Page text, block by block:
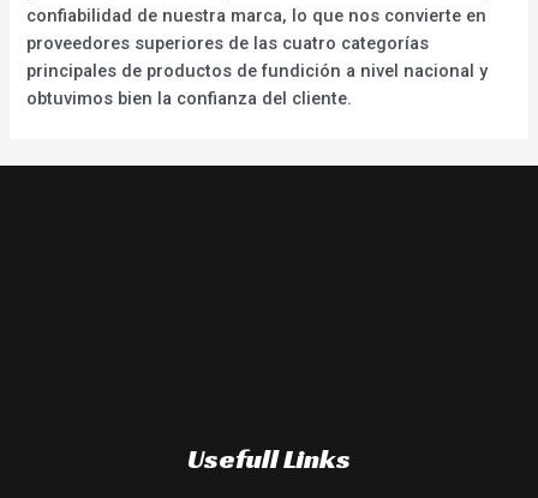
confiabilidad de nuestra marca, lo que nos convierte en
proveedores superiores de las cuatro categorías
principales de productos de fundición a nivel nacional y
obtuvimos bien la confianza del cliente.
Usefull Links